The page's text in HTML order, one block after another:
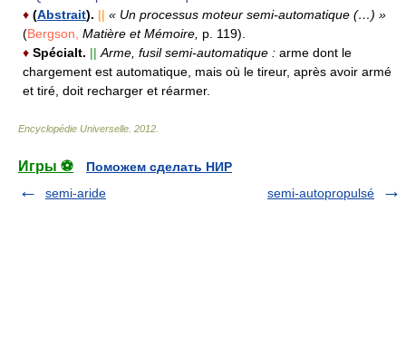
♦ (Abstrait). || « Un processus moteur semi-automatique (…) »
(Bergson, Matière et Mémoire, p. 119).
♦ Spécialt. || Arme, fusil semi-automatique : arme dont le
chargement est automatique, mais où le tireur, après avoir armé
et tiré, doit recharger et réarmer.
Encyclopédie Universelle 2012
Игры ⚽
Поможем сделать НИР
semi-aride
semi-autopropulsé